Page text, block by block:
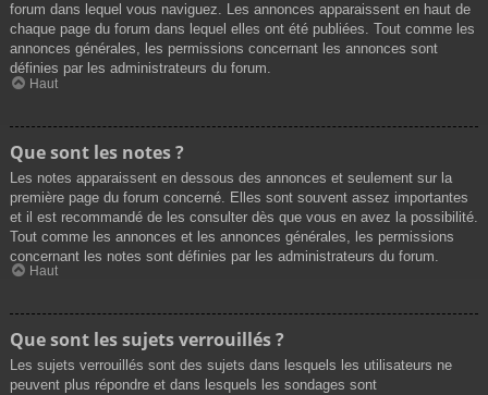
forum dans lequel vous naviguez. Les annonces apparaissent en haut de
chaque page du forum dans lequel elles ont été publiées. Tout comme les
annonces générales, les permissions concernant les annonces sont
définies par les administrateurs du forum.
Haut
Que sont les notes ?
Les notes apparaissent en dessous des annonces et seulement sur la
première page du forum concerné. Elles sont souvent assez importantes
et il est recommandé de les consulter dès que vous en avez la possibilité.
Tout comme les annonces et les annonces générales, les permissions
concernant les notes sont définies par les administrateurs du forum.
Haut
Que sont les sujets verrouillés ?
Les sujets verrouillés sont des sujets dans lesquels les utilisateurs ne
peuvent plus répondre et dans lesquels les sondages sont